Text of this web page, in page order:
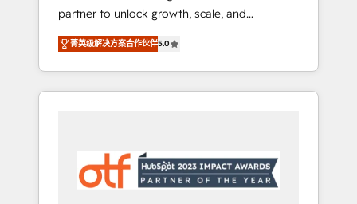
platform accreditations and deep HIPAA-
compliance expertise. - A team of 250+
experts dedicated to your resilient growth.
partner to unlock growth, scale, and
transformation. We help companies activate
HubSpot’s AI-powered customer platform
and operationalize HubSpot’s Loop
Marketing framework through expert-led
Hubs to your buyer journey for clean data,
scalability, & reporting. 🎯Demand Gen &
菁英级解决方案合作伙伴5.0